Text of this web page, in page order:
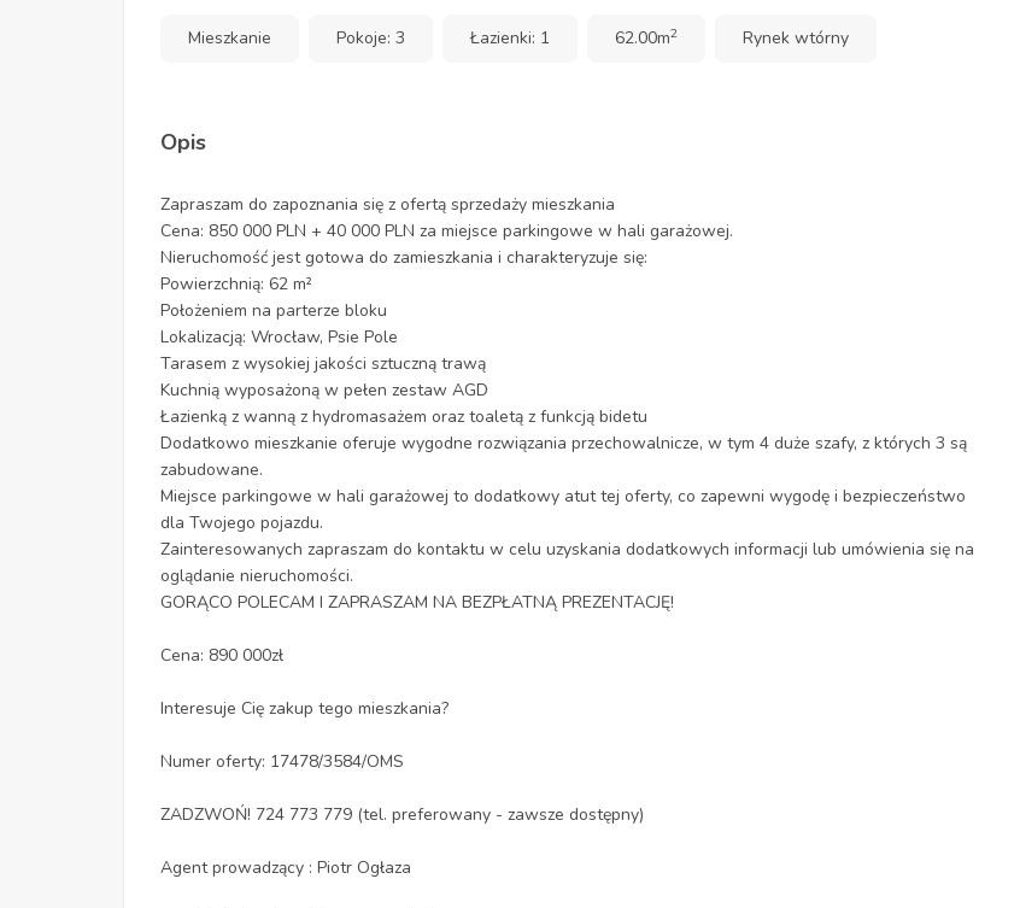
Mieszkanie Pokoje: 3 Łazienki: 1 62.00m2 Rynek wtórny
Opis
Zapraszam do zapoznania się z ofertą sprzedaży mieszkania
Cena: 850 000 PLN + 40 000 PLN za miejsce parkingowe w hali garażowej.
Nieruchomość jest gotowa do zamieszkania i charakteryzuje się:
Powierzchnią: 62 m²
Położeniem na parterze bloku
Lokalizacją: Wrocław, Psie Pole
Tarasem z wysokiej jakości sztuczną trawą
Kuchnią wyposażoną w pełen zestaw AGD
Łazienką z wanną z hydromasażem oraz toaletą z funkcją bidetu
Dodatkowo mieszkanie oferuje wygodne rozwiązania przechowalnicze, w tym 4 duże szafy, z których 3 są
zabudowane.
Miejsce parkingowe w hali garażowej to dodatkowy atut tej oferty, co zapewni wygodę i bezpieczeństwo
dla Twojego pojazdu.
Zainteresowanych zapraszam do kontaktu w celu uzyskania dodatkowych informacji lub umówienia się na
oglądanie nieruchomości.
GORĄCO POLECAM I ZAPRASZAM NA BEZPŁATNĄ PREZENTACJĘ!
Cena: 890 000zł
Interesuje Cię zakup tego mieszkania?
Numer oferty: 17478/3584/OMS
ZADZWOŃ! 724 773 779 (tel. preferowany - zawsze dostępny)
Agent prowadzący : Piotr Ogłaza